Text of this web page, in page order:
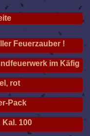
Feuerzauber !
im Käfig
rot
Pack
100